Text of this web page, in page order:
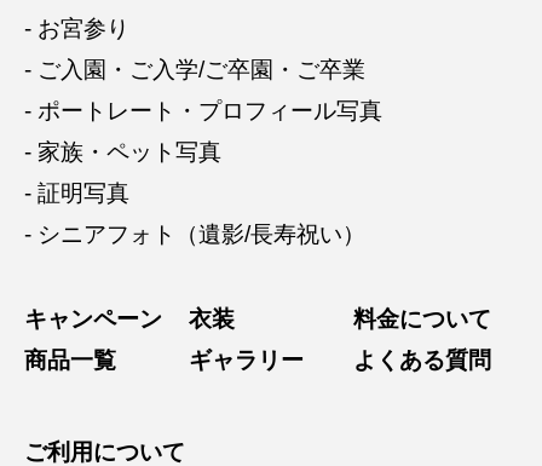
- お宮参り
- ご入園・ご入学/ご卒園・ご卒業
- ポートレート・プロフィール写真
- 家族・ペット写真
- 証明写真
- シニアフォト（遺影/長寿祝い）
キャンペーン 衣装
料金について
商品一覧
ギャラリー よくある質問
ご利用について